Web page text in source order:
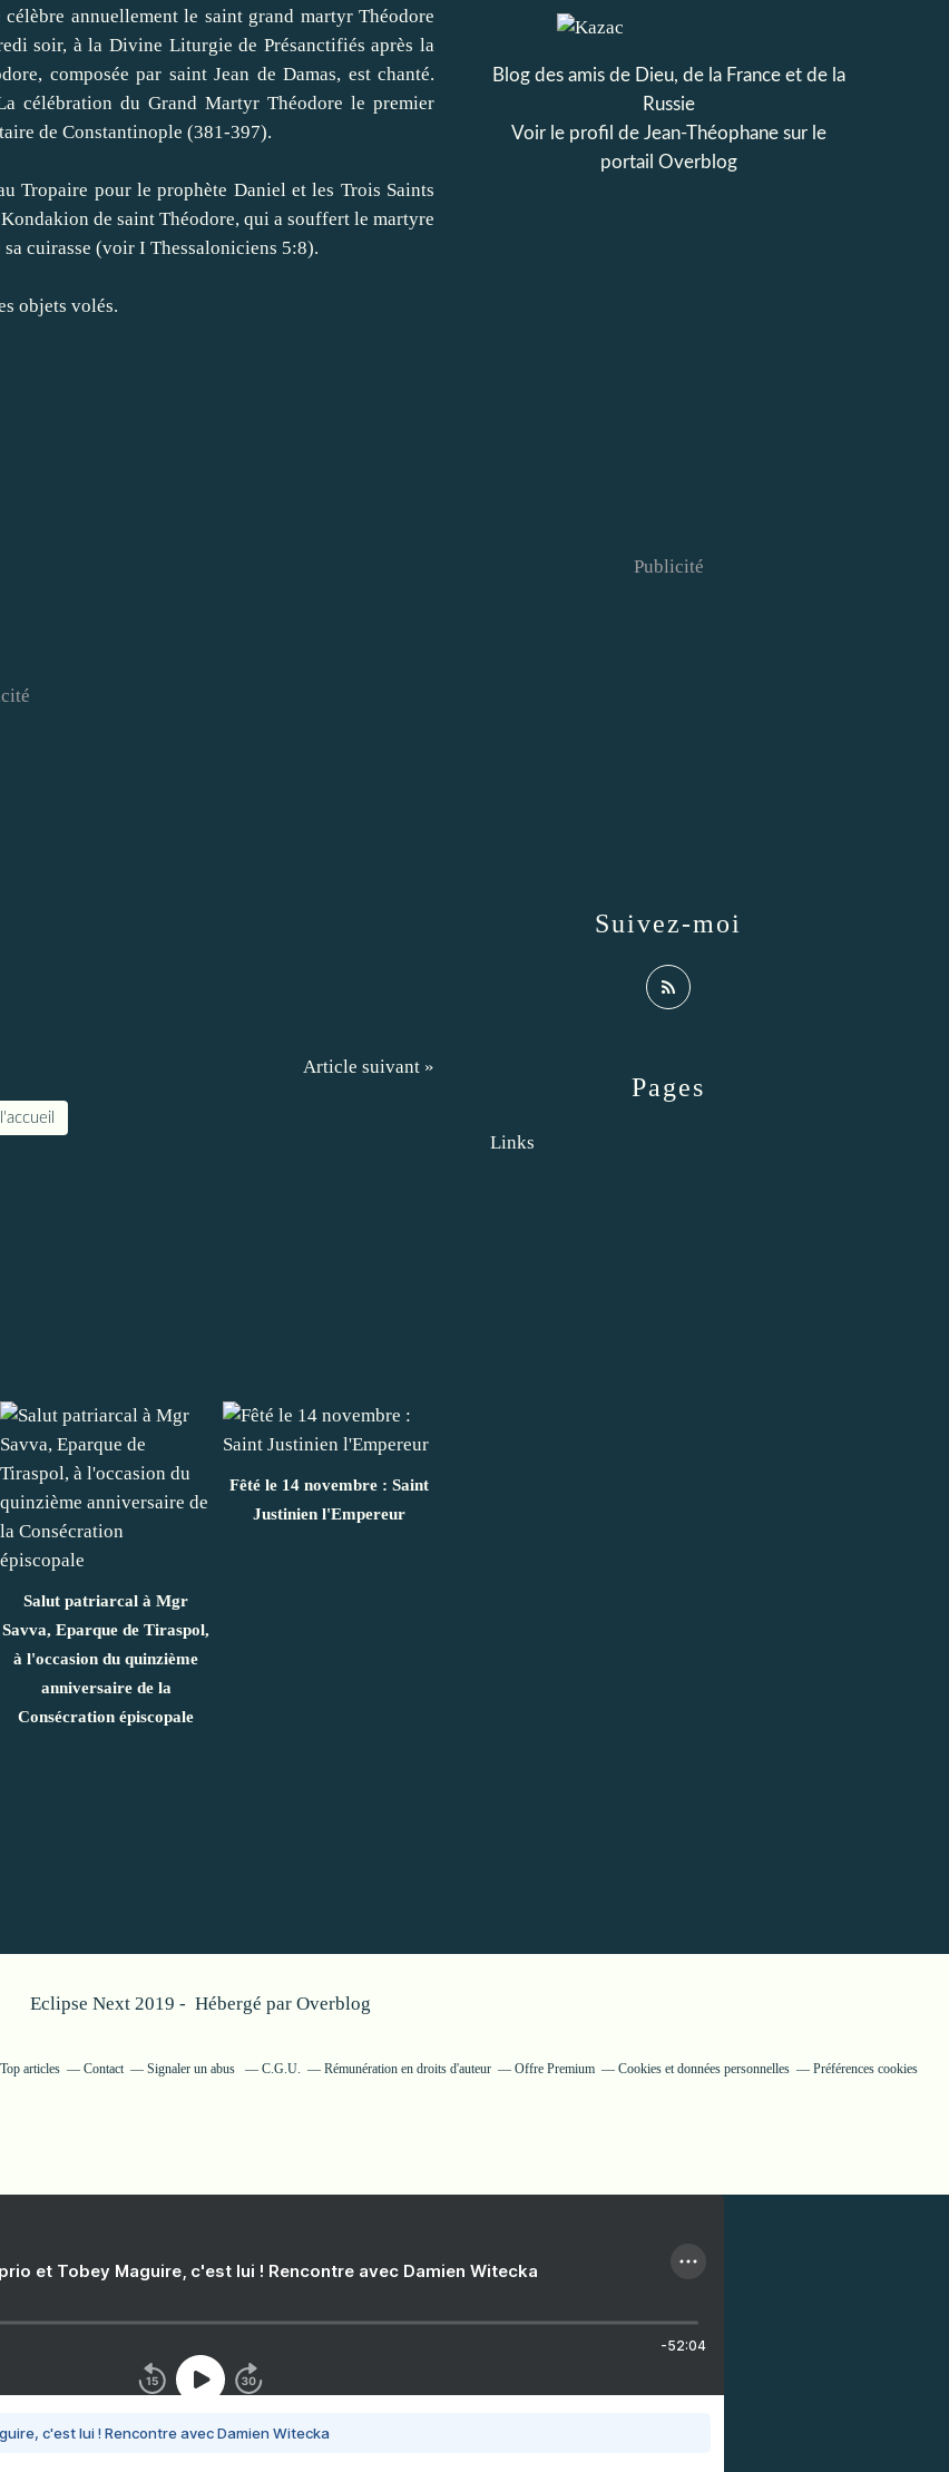
annuellement le saint grand martyr Théodore
soir, à la Divine Liturgie de Présanctifiés après la
composée par saint Jean de Damas, est chanté.
célébration du Grand Martyr Théodore le premier
de Constantinople (381-397).
pour le prophète Daniel et les Trois Saints
de saint Théodore, qui a souffert le martyre
cuirasse (voir I Thessaloniciens 5:8).
objets volés.
Article suivant »
Salut patriarcal à Mgr
Savva, Eparque de Tiraspol,
à l'occasion du quinzième
anniversaire de la
Consécration épiscopale
Fêté le 14 novembre : Saint
Justinien l'Empereur
Pages
Links
Blog des amis de Dieu, de la France et de la
Russie
Voir le profil de Jean-Théophanesur le
portail Overblog
Suivez-moi
Publicité
Eclipse Next 2019 - Hébergé par Overblog
Top articles Contact Signaler un abus C.G.U. Rémunération en droits d'auteur Offre Premium Cookies et données personnelles Préférences cookies
et Tobey Maguire, c'est lui ! Rencontre avec Damien Witecka
-52:04
c'est lui ! Rencontre avec Damien Witecka